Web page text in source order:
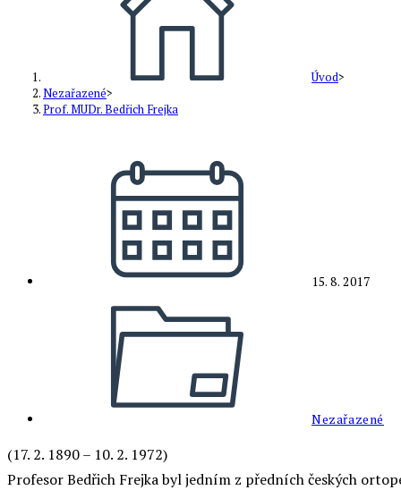
Úvod>
Nezařazené>
Prof. MUDr. Bedřich Frejka
15. 8. 2017
Nezařazené
(17. 2. 1890 – 10. 2. 1972)
Profesor Bedřich Frejka byl jedním z předních českých